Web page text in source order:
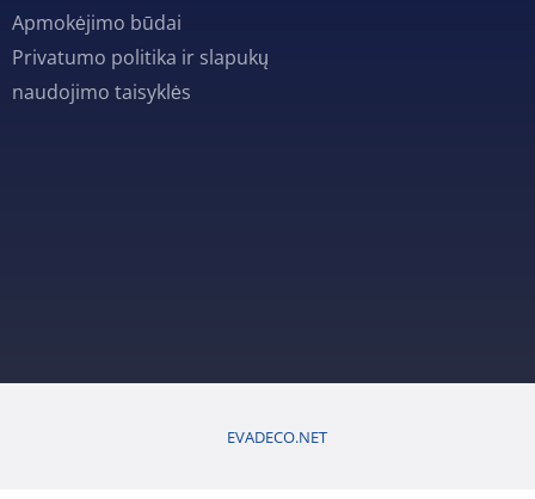
Apmokėjimo būdai
Privatumo politika ir slapukų
naudojimo taisyklės
EVADECO.NET